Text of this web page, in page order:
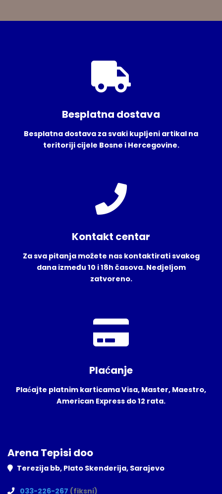
Besplatna dostava
Besplatna dostava za svaki kupljeni artikal na
teritoriji cijele Bosne i Hercegovine.
Kontakt centar
Za sva pitanja možete nas kontaktirati svakog
dana između 10 i 18h časova. Nedjeljom
zatvoreno.
Plaćanje
Plaćajte platnim karticama Visa, Master, Maestro,
American Express do 12 rata.
Arena Tepisi doo
Terezija bb, Plato Skenderija, Sarajevo
033-226-267 (fiksni)